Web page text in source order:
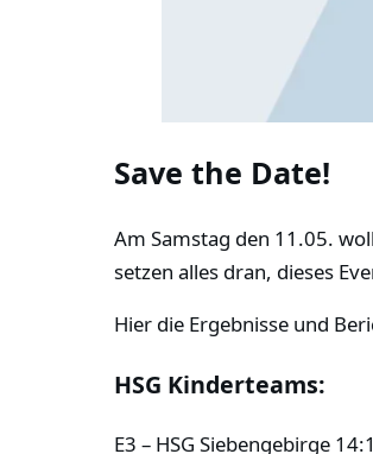
Save the Date!
Am Samstag den 11.05.
setzen alles dran, dieses
Hier die Ergebnisse und
HSG Kinderteams:
E3 – HSG Siebengebirge